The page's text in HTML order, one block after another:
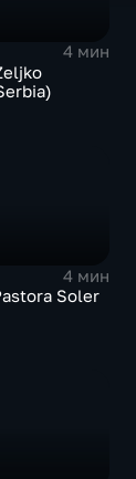
4 мин
4 мин
Soler